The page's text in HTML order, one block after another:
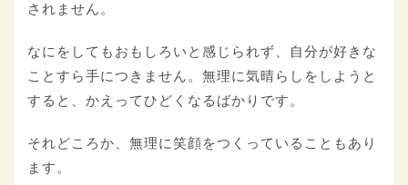
されません。
なにをしてもおもしろいと感じられず、自分が好きな
ことすら手につきません。無理に気晴らしをしようと
すると、かえってひどくなるばかりです。
それどころか、無理に笑顔をつくっていることもあり
ます。